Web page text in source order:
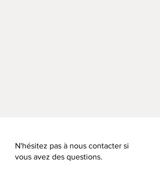
N'hésitez pas à nous contacter si
vous avez des questions.